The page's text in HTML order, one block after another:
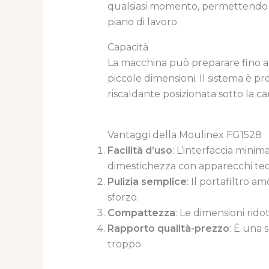
qualsiasi momento,
piano di lavoro.
Capacità
La macchina può preparare fino
piccole dimensioni. Il sistema è
riscaldante posizionata sotto la
Vantaggi della Moulinex FG1528
Facilità d’uso: L’interfaccia
dimestichezza con apparecchi
Pulizia semplice: Il portafiltro
sforzo.
Compattezza: Le dimensioni
Rapporto qualità-prezzo: È una
troppo.